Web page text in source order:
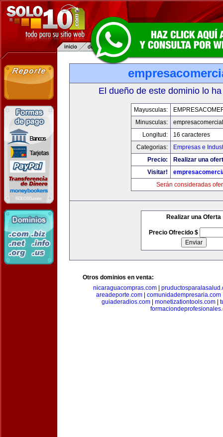
El dueño de este dominio lo
Mayusculas:
Minusculas:
Longitud:
16 caracteres
Categorias:
Empresas e
Precio:
Realizar una
Visitar!
Serán consideradas
Realizar una Oferta
Precio Ofrecido $
Otros dominios en venta:
nicaraguacompras.com
areadeporte.com| comunidadempresaria.com
guiaderadios.com| monetizationtools.com|